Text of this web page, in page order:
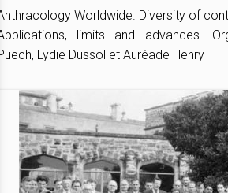
Worldwide. Diversity of
limits and advances.
Lydie Dussol et Auréade Henry